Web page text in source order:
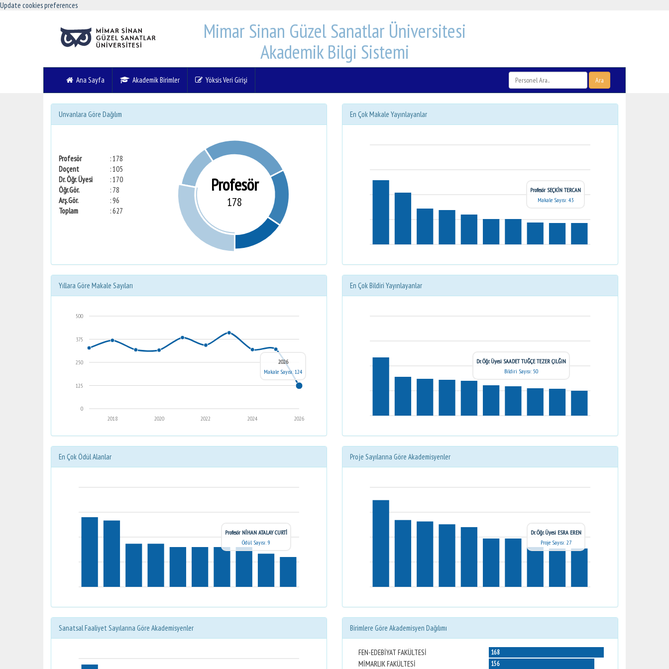
Update cookies preferences
Mimar Sinan Güzel Sanatlar Üniversitesi
Akademik Bilgi Sistemi
Ana Sayfa Akademik Birimler Yöksis Veri Girişi Ara
Unvanlara Göre Dağılım
Profesör
: 178
Doçent
: 105
Dr. Öğr. Üyesi
: 170
Öğr.Gör.
: 78
Arş.Gör.
: 96
Toplam
: 627
Profesör
178
En Çok Makale Yayınlayanlar
Profesör SEÇKİN TERCAN
Makale Sayısı: 43
Yıllara Göre Makale Sayıları
0
125
250
375
500
2026
2024
2022
2020
2018
2026
Makale Sayısı: 124
En Çok Bildiri Yayınlayanlar
Dr. Öğr. Üyesi SAADET TUĞÇE TEZER ÇILĞIN
Bildiri Sayısı: 50
En Çok Ödül Alanlar
Profesör NİHAN ATALAY CURTİ
Ödül Sayısı: 9
Proje Sayılarına Göre Akademisyenler
Dr. Öğr. Üyesi ESRA EREN
Proje Sayısı: 27
Sanatsal Faaliyet Sayılarına Göre Akademisyenler Birimlere Göre Akademisyen Dağılımı
FEN-EDEBİYAT FAKÜLTESİ
MİMARLIK FAKÜLTESİ
168
156